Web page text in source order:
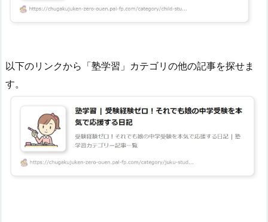
以下のリンクから「塾学習」カテゴリの他の記事を探せま
す。